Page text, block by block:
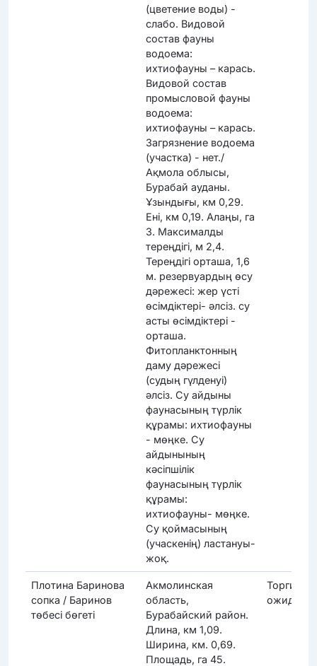
(цветение воды) -
слабо. Видовой
состав фауны
водоема:
ихтиофауны – карась.
Видовой состав
промысловой фауны
водоема:
ихтиофауны – карась.
Загрязнение водоема
(участка) - нет./
Ақмола облысы,
Бурабай ауданы.
Ұзындығы, км 0,29.
Ені, км 0,19. Алаңы, га
3. Максималды
тереңдігі, м 2,4.
Тереңдігі орташа, 1,6
м. резервуардың өсу
дәрежесі: жер үсті
өсімдіктері- әлсіз. су
асты өсімдіктері -
орташа.
Фитопланктонның
даму дәрежесі
(судың гүлденуі)
әлсіз. Су айдыны
фаунасының түрлік
құрамы: ихтиофауны
- мөңке. Су
айдынының
кәсіпшілік
фаунасының түрлік
құрамы:
ихтиофауны- мөңке.
Су қоймасының
(учаскенің) ластануы-
жоқ.
Плотина Баринова
сопка / Баринов
төбесі бөгеті
Акмолинская
область,
Бурабайский район.
Длина, км 1,09.
Ширина, км. 0,69.
Площадь, га 45.
Торги